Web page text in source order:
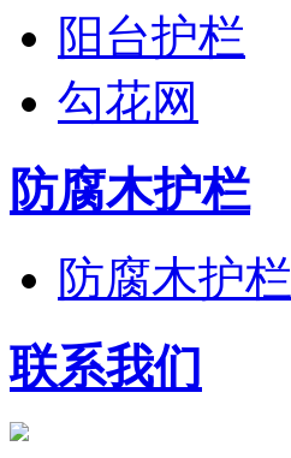
阳台护栏
勾花网
防腐木护栏
防腐木护栏
联系我们